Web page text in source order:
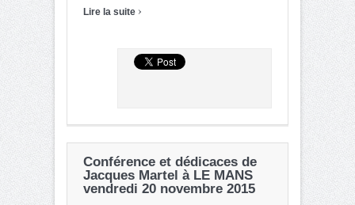
Lire la suite ›
Conférence et dédicaces de
Jacques Martel à LE MANS
vendredi 20 novembre 2015